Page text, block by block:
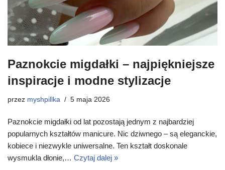
Paznokcie migdałki – najpiękniejsze
inspiracje i modne stylizacje
przez myshpillka 5 maja 2026
Paznokcie migdałki od lat pozostają jednym z najbardziej
popularnych kształtów manicure. Nic dziwnego – są eleganckie,
kobiece i niezwykle uniwersalne. Ten kształt doskonale
wysmukla dłonie,… Czytaj dalej »